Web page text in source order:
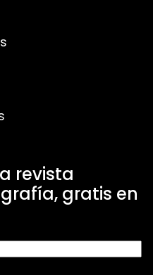
revista
gratis en